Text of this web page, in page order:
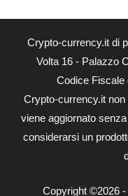
Crypto-currency.it di
Volta 16 - Palazzo
Codice Fiscale
Crypto-currency.it
viene aggiornato
considerarsi un
Copyright ©2026 -